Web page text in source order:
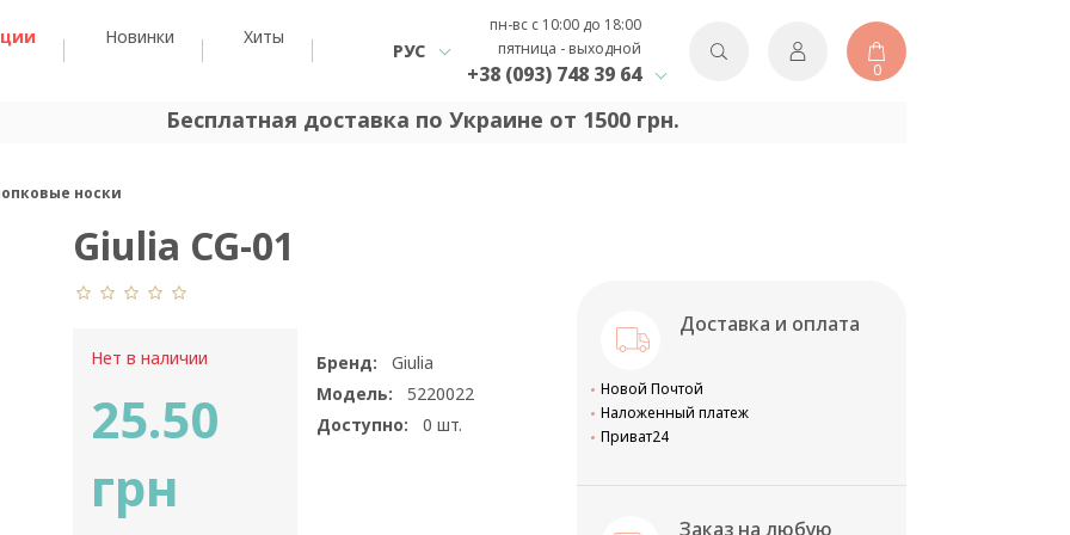
Новинки Хиты
РУС
пн-вс с 10:00 до 18:00
пятница - выходной
+38 (093) 748 39 64 0
Бесплатная доставка по Украине от 1500 грн.
носки
Giulia CG-01
Нет в наличии
25.50
грн
Бренд:
Giulia
Модель:
5220022
Доступно:
0 шт.
Доставка и оплата
Новой Почтой
Наложенный платеж
Приват24
Заказ на любую